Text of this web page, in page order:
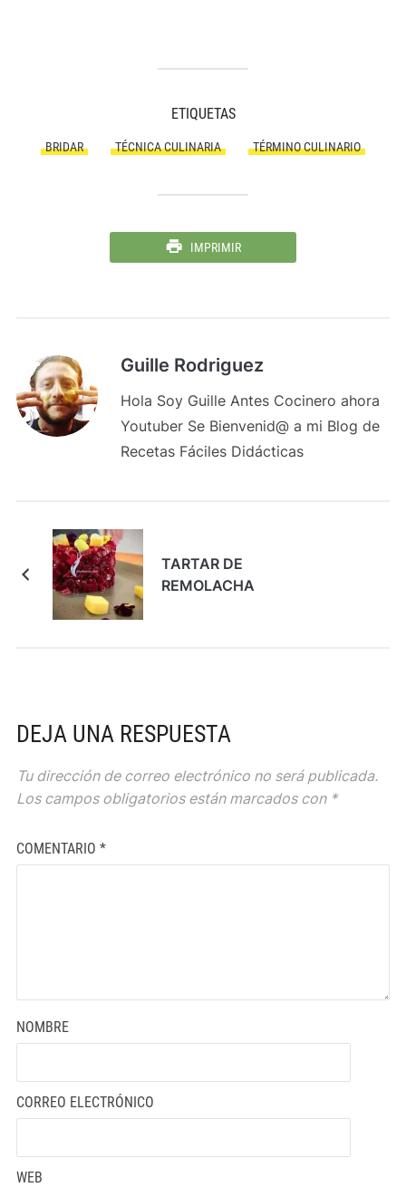
ETIQUETAS
BRIDAR TÉCNICA CULINARIA TÉRMINO CULINARIO
IMPRIMIR
Guille Rodriguez
Hola Soy Guille Antes Cocinero ahora
Youtuber Se Bienvenid@ a mi Blog de
Recetas Fáciles Didácticas
TARTAR DE
REMOLACHA
DEJA UNA RESPUESTA
Tu dirección de correo electrónico no será publicada.
Los campos obligatorios están marcados con *
COMENTARIO *
NOMBRE
CORREO ELECTRÓNICO
WEB